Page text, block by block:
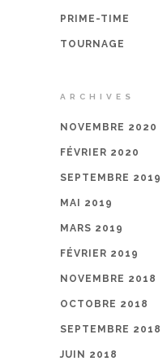
PRIME-TIME
TOURNAGE
ARCHIVES
NOVEMBRE 2020
FÉVRIER 2020
SEPTEMBRE 2019
MAI 2019
MARS 2019
FÉVRIER 2019
NOVEMBRE 2018
OCTOBRE 2018
SEPTEMBRE 2018
JUIN 2018